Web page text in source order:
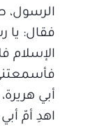
الرسول،
فقال: يا
الإسلام
أبي
اهدِ أمّ